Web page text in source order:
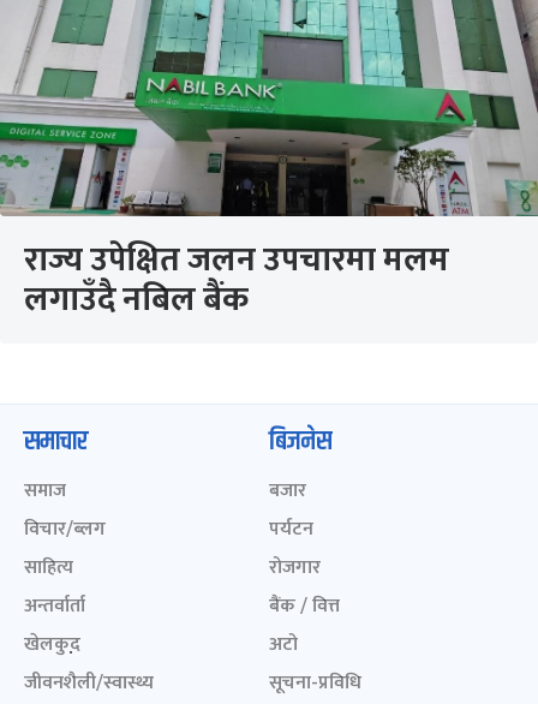
राज्य उपेक्षित जलन उपचारमा मलम
लगाउँदै नबिल बैंक
समाचार
समाज
विचार/ब्लग
साहित्य
अन्तर्वार्ता
खेलकुद़़
जीवनशैली/स्वास्थ्य
बिजनेस
बजार
पर्यटन
रोजगार
बैंक / वित्त
अटो
सूचना-प्रविधि